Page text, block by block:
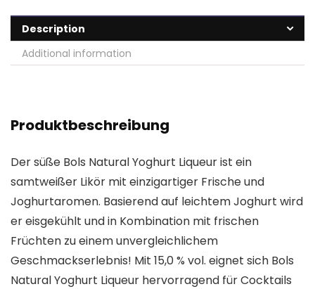
Description
Additional information
Produktbeschreibung
Der süße Bols Natural Yoghurt Liqueur ist ein
samtweißer Likör mit einzigartiger Frische und
Joghurtaromen. Basierend auf leichtem Joghurt wird
er eisgekühlt und in Kombination mit frischen
Früchten zu einem unvergleichlichem
Geschmackserlebnis! Mit 15,0 % vol. eignet sich Bols
Natural Yoghurt Liqueur hervorragend für Cocktails